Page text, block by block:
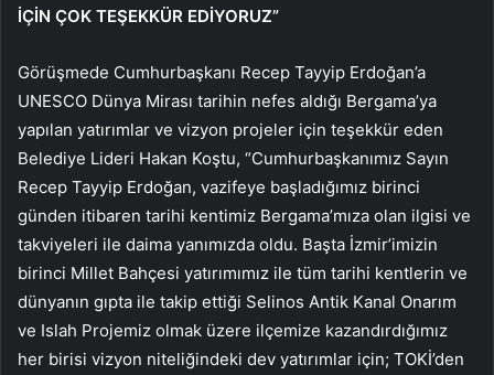
İÇİN ÇOK TEŞEKKÜR EDİYORUZ”
Görüşmede Cumhurbaşkanı Recep Tayyip Erdoğan’a
UNESCO Dünya Mirası tarihin nefes aldığı Bergama’ya
yapılan yatırımlar ve vizyon projeler için teşekkür eden
Belediye Lideri Hakan Koştu, “Cumhurbaşkanımız Sayın
Recep Tayyip Erdoğan, vazifeye başladığımız birinci
günden itibaren tarihi kentimiz Bergama’mıza olan ilgisi ve
takviyeleri ile daima yanımızda oldu. Başta İzmir’imizin
birinci Millet Bahçesi yatırımımız ile tüm tarihi kentlerin ve
dünyanın gıpta ile takip ettiği Selinos Antik Kanal Onarım
ve Islah Projemiz olmak üzere ilçemize kazandırdığımız
her birisi vizyon niteliğindeki dev yatırımlar için; TOKİ’den